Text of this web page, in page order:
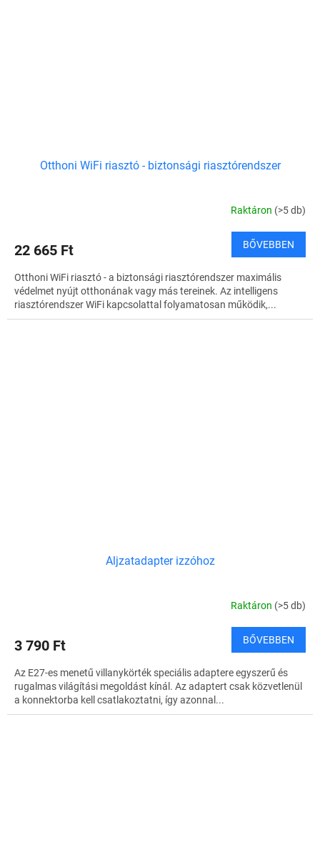
Otthoni WiFi riasztó - biztonsági riasztórendszer
Raktáron (>5 db)
22 665 Ft BŐVEBBEN
Otthoni WiFi riasztó - a biztonsági riasztórendszer maximális
védelmet nyújt otthonának vagy más tereinek. Az intelligens
riasztórendszer WiFi kapcsolattal folyamatosan működik,...
Aljzatadapter izzóhoz
Raktáron (>5 db)
3 790 Ft BŐVEBBEN
Az E27-es menetű villanykörték speciális adaptere egyszerű és
rugalmas világítási megoldást kínál. Az adaptert csak közvetlenül
a konnektorba kell csatlakoztatni, így azonnal...